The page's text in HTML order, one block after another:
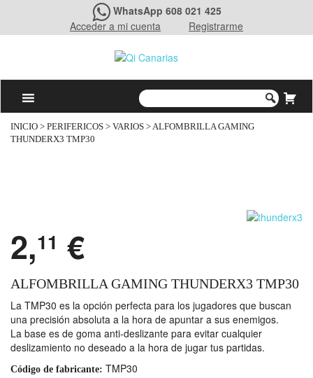
WhatsApp 608 021 425
Acceder a mi cuenta
Registrarme
INICIO > PERIFERICOS > VARIOS > ALFOMBRILLA GAMING
THUNDERX3 TMP30
2,11 €
ALFOMBRILLA GAMING THUNDERX3 TMP30
La TMP30 es la opción perfecta para los jugadores que buscan
una precisión absoluta a la hora de apuntar a sus enemigos.
La base es de goma anti-deslizante para evitar cualquier
deslizamiento no deseado a la hora de jugar tus partidas.
Código de fabricante: TMP30